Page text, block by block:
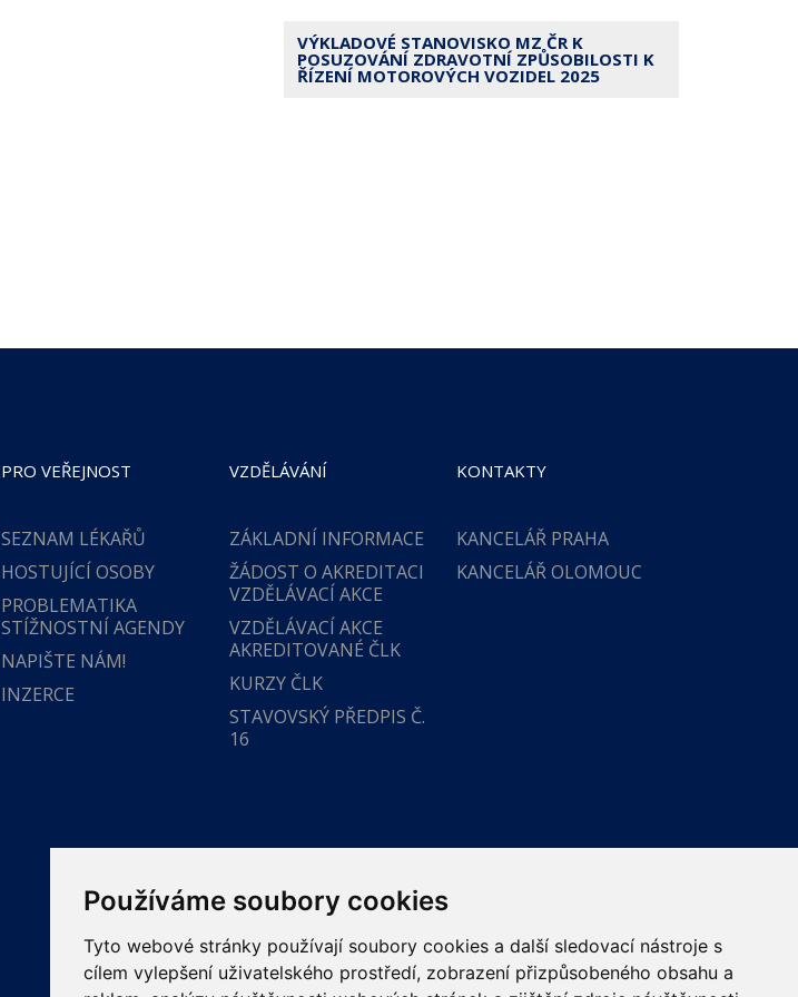
Používáme soubory cookies
Tyto webové stránky používají soubory cookies a další sledovací nástroje s
cílem vylepšení uživatelského prostředí, zobrazení přizpůsobeného obsahu a
VÝKLADOVÉ STANOVISKO MZ ČR K
POSUZOVÁNÍ ZDRAVOTNÍ ZPŮSOBILOSTI K
ŘÍZENÍ MOTOROVÝCH VOZIDEL 2025
PRO VEŘEJNOST
SEZNAM LÉKAŘŮ
HOSTUJÍCÍ OSOBY
PROBLEMATIKA
STÍŽNOSTNÍ AGENDY
NAPIŠTE NÁM!
INZERCE
VZDĚLÁVÁNÍ
ZÁKLADNÍ INFORMACE
ŽÁDOST O AKREDITACI
VZDĚLÁVACÍ AKCE
VZDĚLÁVACÍ AKCE
AKREDITOVANÉ ČLK
KURZY ČLK
STAVOVSKÝ PŘEDPIS Č.
16
KONTAKTY
KANCELÁŘ PRAHA
KANCELÁŘ OLOMOUC